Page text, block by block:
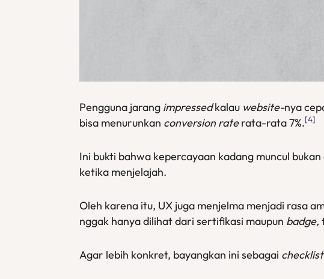
Pengguna jarang impressedkalau website-nya
bisa menurunkan conversion raterata-rata 7%.[4]
Ini bukti bahwa kepercayaan kadang muncul
ketika menjelajah.
Oleh karena itu, UX juga menjelma menjadi rasa
nggak hanya dilihat dari sertifikasi maupun badge,
Agar lebih konkret, bayangkan ini sebagai checklist